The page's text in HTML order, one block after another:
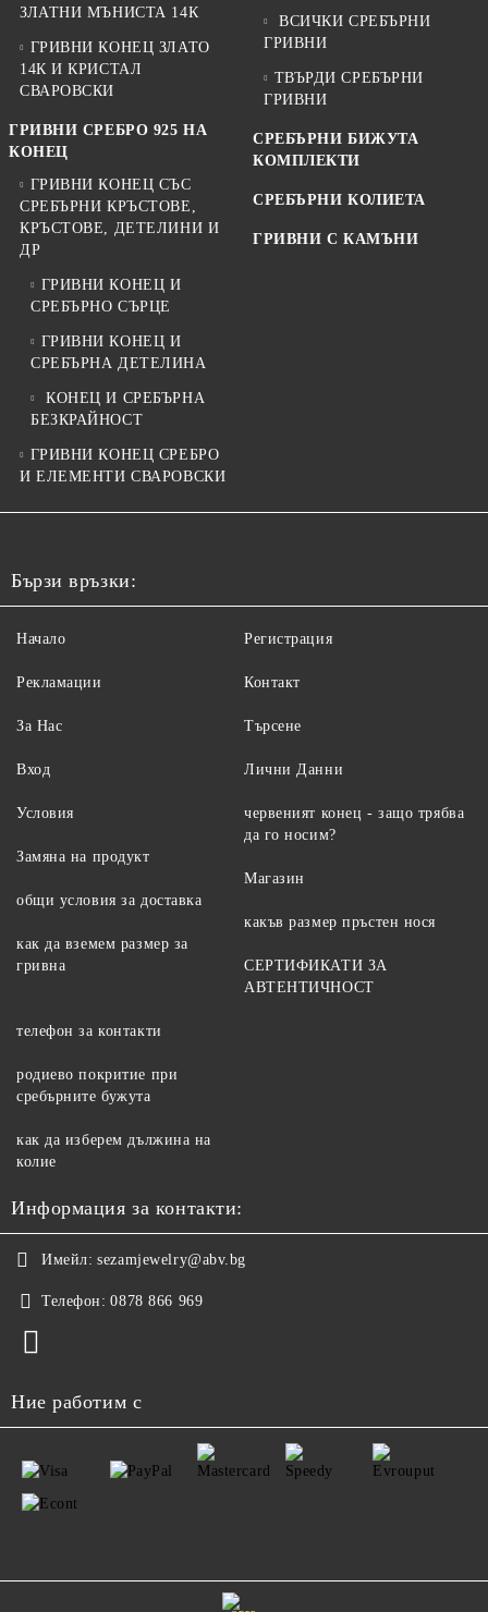
ЗЛАТНИ МЪНИСТА 14К
ГРИВНИ КОНЕЦ ЗЛАТО
14К И КРИСТАЛ
СВАРОВСКИ
ГРИВНИ СРЕБРО 925 НА
КОНЕЦ
ГРИВНИ КОНЕЦ СЪС
СРЕБЪРНИ КРЪСТОВЕ,
КРЪСТОВЕ, ДЕТЕЛИНИ И
ДР
ГРИВНИ КОНЕЦ И
СРЕБЪРНО СЪРЦЕ
ГРИВНИ КОНЕЦ И
СРЕБЪРНА ДЕТЕЛИНА
КОНЕЦ И СРЕБЪРНА
БЕЗКРАЙНОСТ
ГРИВНИ КОНЕЦ СРЕБРО
И ЕЛЕМЕНТИ СВАРОВСКИ
ВСИЧКИ СРЕБЪРНИ
ГРИВНИ
ТВЪРДИ СРЕБЪРНИ
ГРИВНИ
СРЕБЪРНИ БИЖУТА
КОМПЛЕКТИ
СРЕБЪРНИ КОЛИЕТА
ГРИВНИ С КАМЪНИ
Бързи връзки:
Начало
Рекламации
За Нас
Вход
Регистрация
Контакт
Търсене
Лични Данни
Условия
Замяна на продукт
общи условия за доставка
как да вземем размер за
гривна
червеният конец - защо трябва
да го носим?
Магазин
какъв размер пръстен нося
СЕРТИФИКАТИ ЗА
АВТЕНТИЧНОСТ
телефон за контакти
родиево покритие при
сребърните бужута
как да изберем дължина на
колие
Информация за контакти:
Имейл: sezamjewelry@abv.bg
Телефон: 0878 866 969
Ние работим с